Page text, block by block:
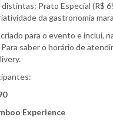
Prato Especial (R$
da gastronomia
para o evento e inclui,
saber o horário de
Experience